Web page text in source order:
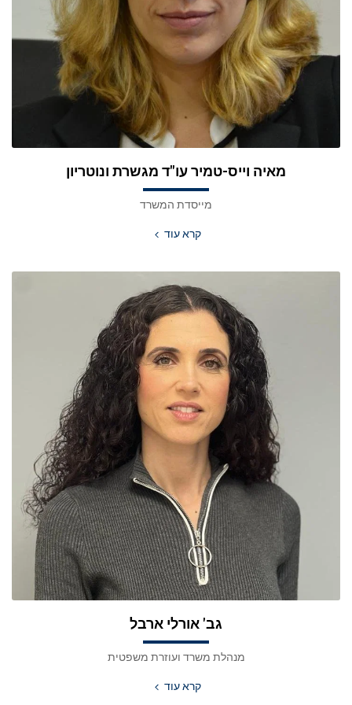
מאיה וייס-טמיר עו"ד מגשרת ונוטריון
מייסדת המשרד
קרא עוד
גב' אורלי ארבל
מנהלת משרד ועוזרת משפטית
קרא עוד